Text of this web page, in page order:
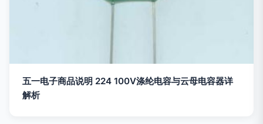
五一电子商品说明 224 100V涤纶电容与云母电容器详
解析